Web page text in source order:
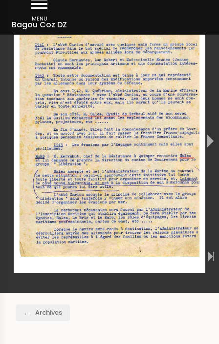
contenu
principal
MENU
Bagou Coz DZ
Archives